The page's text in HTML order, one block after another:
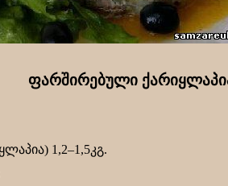
ფარშირებული
1,2–1,5კგ.